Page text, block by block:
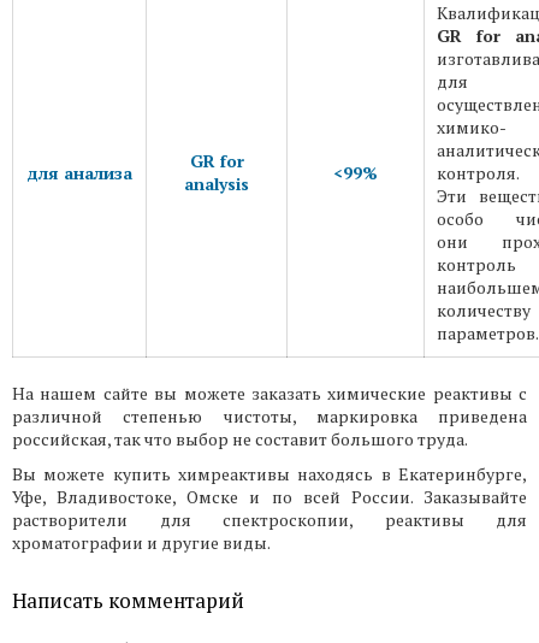
для анализа
GR for
analysis
<99%
GR for
для
химико-
контроля.
Эти
особо
они
количеству
параметров.
На нашем сайте вы можете заказать химические реактивы с
различной степенью чистоты, маркировка приведена
российская, так что выбор не составит большого труда.
Вы можете купить химреактивы находясь в Екатеринбурге,
Уфе, Владивостоке, Омске и по всей России. Заказывайте
растворители для спектроскопии, реактивы для
хроматографии и другие виды.
Написать комментарий